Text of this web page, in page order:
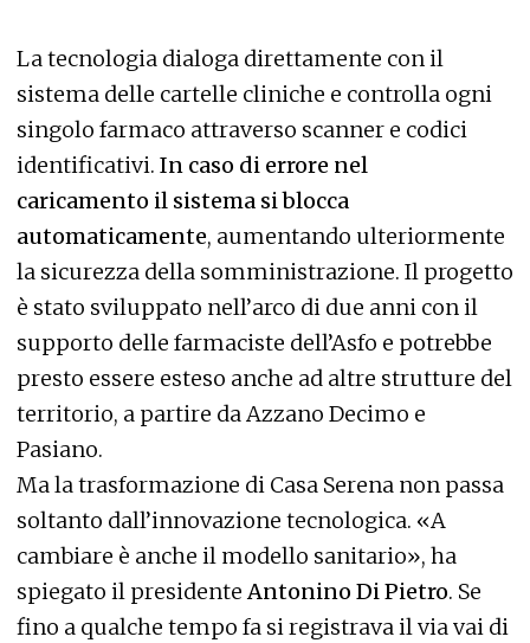
La tecnologia dialoga direttamente con il
sistema delle cartelle cliniche e controlla ogni
singolo farmaco attraverso scanner e codici
identificativi. In caso di errore nel
caricamento il sistema si blocca
automaticamente, aumentando ulteriormente
la sicurezza della somministrazione. Il progetto
è stato sviluppato nell’arco di due anni con il
supporto delle farmaciste dell’Asfo e potrebbe
presto essere esteso anche ad altre strutture del
territorio, a partire da Azzano Decimo e
Pasiano.
Ma la trasformazione di Casa Serena non passa
soltanto dall’innovazione tecnologica. «A
cambiare è anche il modello sanitario», ha
spiegato il presidenteAntonino Di Pietro. Se
fino a qualche tempo fa si registrava il via vai di